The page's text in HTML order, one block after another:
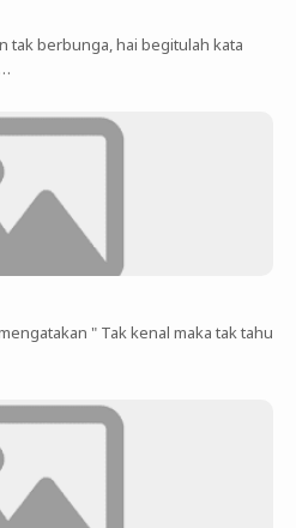
tak berbunga, hai begitulah kata
" Tak kenal maka tak tahu